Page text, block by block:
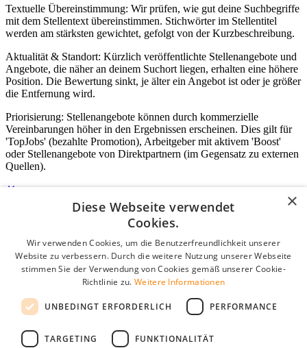
Textuelle Übereinstimmung: Wir prüfen, wie gut deine Suchbegriffe
mit dem Stellentext übereinstimmen. Stichwörter im Stellentitel
werden am stärksten gewichtet, gefolgt von der Kurzbeschreibung.
Aktualität & Standort: Kürzlich veröffentlichte Stellenangebote und
Angebote, die näher an deinem Suchort liegen, erhalten eine höhere
Position. Die Bewertung sinkt, je älter ein Angebot ist oder je größer
die Entfernung wird.
Priorisierung: Stellenangebote können durch kommerzielle
Vereinbarungen höher in den Ergebnissen erscheinen. Dies gilt für
'TopJobs' (bezahlte Promotion), Arbeitgeber mit aktivem 'Boost'
oder Stellenangebote von Direktpartnern (im Gegensatz zu externen
Quellen).
Login für Unternehmen
E-Mail*
Passwort
Angemeldet bleiben
Passwort vergessen?
×
Diese Webseite verwendet
Cookies.
Wir verwenden Cookies, um die Benutzerfreundlichkeit unserer
Website zu verbessern. Durch die weitere Nutzung unserer Webseite
stimmen Sie der Verwendung von Cookies gemäß unserer Cookie-
Richtlinie zu. Weitere Informationen
UNBEDINGT ERFORDERLICH PERFORMANCE
TARGETING FUNKTIONALITÄT